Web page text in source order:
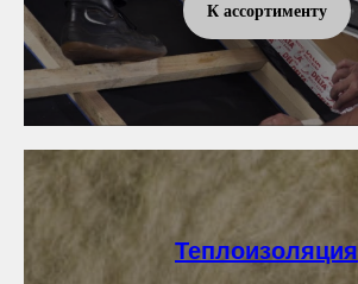
К ассортименту
Теплоизоляция